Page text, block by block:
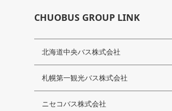
CHUOBUS GROUP LINK
北海道中央バス株式会社
札幌第一観光バス株式会社
ニセコバス株式会社